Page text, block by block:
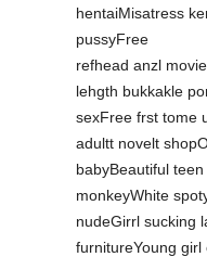
hentaiMisatress
pussyFree
refhead anzl
lehgth bukkakle
sexFree frst tome
adultt novelt
babyBeautiful
monkeyWhite
nudeGirrl sucking
furnitureYoung